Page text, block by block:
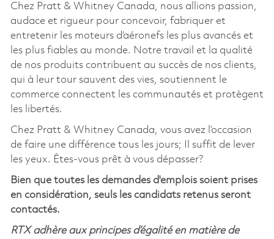
Chez Pratt & Whitney Canada, nous allions passion,
audace et rigueur pour concevoir, fabriquer et
entretenir les moteurs d’aéronefs les plus avancés et
les plus fiables au monde. Notre travail et la qualité
de nos produits contribuent au succès de nos clients,
qui à leur tour sauvent des vies, soutiennent le
commerce connectent les communautés et protègent
les libertés.
Chez Pratt & Whitney Canada, vous avez l’occasion
de faire une différence tous les jours; Il suffit de lever
les yeux. Êtes-vous prêt à vous dépasser?
Bien que toutes les demandes d'emplois soient prises
en considération, seuls les candidats retenus seront
contactés.
RTX adhère aux principes d’égalité en matière de